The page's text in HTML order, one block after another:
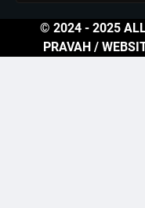
© 2024 - 2025 ALL
PRAVAH /